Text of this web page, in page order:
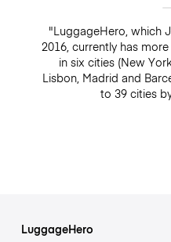
"LuggageHero, which
2016, currently has
in six cities (New
Lisbon, Madrid and
to 39 cities
LuggageHero